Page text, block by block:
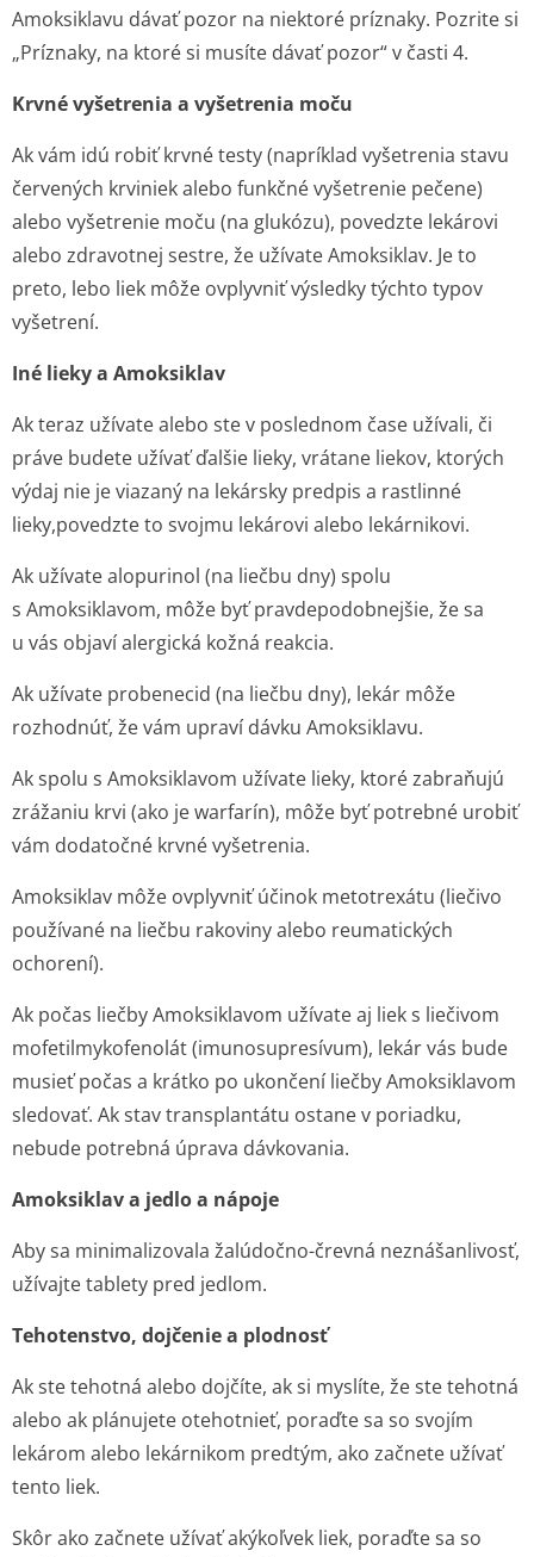
Amoksiklavu dávať pozor na niektoré príznaky. Pozrite si
„Príznaky, na ktoré si musíte dávať pozor“v časti 4.
Krvné vyšetrenia a vyšetrenia moču
Ak vám idú robiť krvné testy (napríklad vyšetrenia stavu
červených krviniek alebo funkčné vyšetrenie pečene)
alebo vyšetrenie moču (na glukózu), povedzte lekárovi
alebo zdravotnej sestre, že užívate Amoksiklav. Je to
preto, lebo liek môže ovplyvniť výsledky týchto typov
vyšetrení.
Iné lieky a Amoksiklav
Ak teraz užívate alebo ste v poslednom čase užívali, či
práve budete užívať ďalšie lieky, vrátane liekov, ktorých
výdaj nie je viazaný na lekársky predpis a rastlinné
lieky,povedzte to svojmu lekárovi alebo lekárnikovi.
Ak užívate alopurinol (na liečbu dny) spolu
s Amoksiklavom, môže byť pravdepodobnejšie, že sa
u vás objaví alergická kožná reakcia.
Ak užívate probenecid (na liečbu dny), lekár môže
rozhodnúť, že vám upraví dávku Amoksiklavu.
Ak spolu s Amoksiklavom užívate lieky, ktoré zabraňujú
zrážaniu krvi (ako je warfarín), môže byť potrebné urobiť
vám dodatočné krvné vyšetrenia.
Amoksiklav môže ovplyvniť účinok metotrexátu (liečivo
používané na liečbu rakoviny alebo reumatických
ochorení).
Ak počas liečby Amoksiklavom užívate aj liek s liečivom
mofetilmykofenolát (imunosupresívum), lekár vás bude
musieť počas a krátko po ukončení liečby Amoksiklavom
sledovať. Ak stav transplantátu ostane v poriadku,
nebude potrebná úprava dávkovania.
Amoksiklav a jedlo a nápoje
Aby sa minimalizovala žalúdočno-črevná neznášanlivosť,
užívajte tablety pred jedlom.
Tehotenstvo, dojčenie a plodnosť
Ak ste tehotná alebo dojčíte, ak si myslíte, že ste tehotná
alebo ak plánujete otehotnieť, poraďte sa so svojím
lekárom alebo lekárnikom predtým, ako začnete užívať
tento liek.
Skôr ako začnete užívať akýkoľvek liek, poraďte sa so